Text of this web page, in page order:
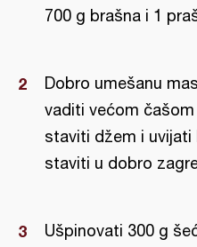
700 g brašna i 1
Dobro umešanu
vaditi većom
staviti džem i uvijati
staviti u dobro
Ušpinovati 300 g